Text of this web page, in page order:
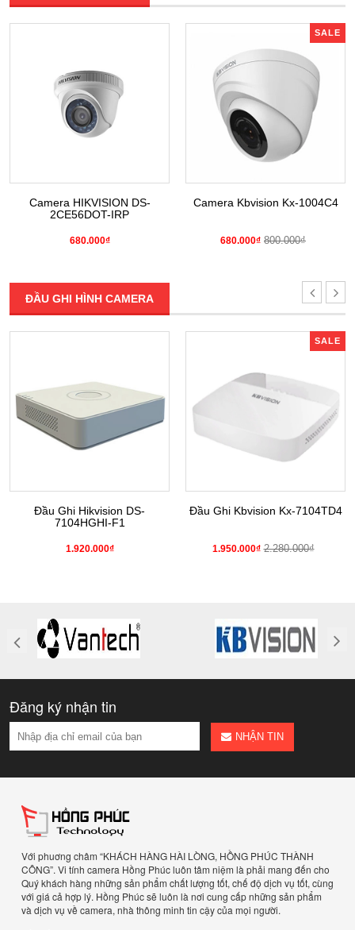
Camera HIKVISION DS-
2CE56DOT-IRP
680.000₫
SALE
Camera Kbvision Kx-1004C4
680.000₫ 800.000₫
ĐẦU GHI HÌNH CAMERA
Đầu Ghi Hikvision DS-
7104HGHI-F1
1.920.000₫
SALE
Đầu Ghi Kbvision Kx-7104TD4
1.950.000₫ 2.280.000₫
Đăng ký nhận tin
NHẬN TIN
Với phuơng châm “KHÁCH HÀNG HÀI LÒNG, HỒNG PHÚC THÀNH
CÔNG”. Vi tính camera Hồng Phúc luôn tâm niệm là phải mang đến cho
Quý khách hàng những sản phẩm chất lượng tốt, chế độ dịch vụ tốt, cùng
với giá cả hợp lý. Hồng Phúc sẽ luôn là nơi cung cấp những sản phẩm
và dịch vụ về camera, nhà thông minh tin cậy của mọi người.